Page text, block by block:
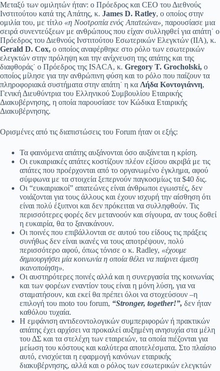
Μεταξύ των ομιλητών ήταν: ο Πρόεδρος και CEO του Διεθνούς
Ινστιτούτου κατά της Απάτης, κ. James D. Ratley, ο οποίος στην
ομιλία του, με τίτλο «η Νοοτροπία ενός Απατεώνα», παρουσίασε μια
σειρά συνεντεύξεων με ανθρώπους που είχαν συλληφθεί για απάτη˙ ο
Πρόεδρος του Διεθνούς Ινστιτούτου Εσωτερικών Ελεγκτών (ΙΙΑ), κ.
Gerald D. Cox, o οποίος αναφέρθηκε στο ρόλο των εσωτερικών
ελεγκτών στην πρόληψη και την ανίχνευση της απάτης και της
διαφθοράς˙ ο Πρόεδρος της ISACA, κ. Gregory T. Grocholski, ο
οποίος μίλησε για την ανθρώπινη φύση και το ρόλο που παίζουν τα
πληροφοριακά συστήματα στην απάτη˙ η κα Λήδα Κοντογιάννη,
Γενική Διευθύντρια του Ελληνικού Συμβουλίου Εταιρικής
Διακυβέρνησης, η οποία παρουσίασε τον Κώδικα Εταιρικής
Διακυβέρνησης.
Ορισμένες από τις διαπιστώσεις του Forum ήταν οι εξής:
Τα φαινόμενα απάτης αυξάνονται όσο αυξάνεται η κρίση.
Οι ευκαιριακές απάτες κοστίζουν πλέον εξίσου ακριβά με τις
απάτες που προέρχονται από το οργανωμένο έγκλημα, αφού
σύμφωνα με τα στοιχεία ξεπερνούν παγκοσμίως τα $40 δις.
Οι “ευκαιριακοί” απατεώνες είναι άνθρωποι εγωιστές, δεν
νοιάζονται για τους άλλους και έχουν ισχυρή την αίσθηση ότι
είναι πολύ έξυπνοι και δεν πρόκειται να συλληφθούν. Τις
περισσότερες φορές δεν μετανοούν και σίγουρα, αν τους δοθεί
η ευκαιρία, θα το ξανακάνουν.
Οι ποινές που επιβάλλονται σε αυτού του είδους τις πράξεις
συνήθως δεν είναι ικανές να τους αποτρέψουν, πολύ
περισσότερο αφού, όπως τόνισε ο κ. Radley, «έχουμε
δημιουργήσει μία κοινωνία η οποία θέλει να παίρνει άμεση
ικανοποίηση».
Οι αυστηρότερες ποινές αλλά και η συνεργασία της κοινωνίας
και των φορέων εναντίον τους είναι η μόνη λύση, για να
σταματήσουν, και εκεί θα πρέπει όλοι να στοχεύσουν –η
επιλογή του moto του forum, “Stronger, together!”, δεν ήταν
καθόλου τυχαία.
Η εμφάνιση αντιδεοντολογικών συμπεριφορών ή πρακτικών
απάτης έχει αρχίσει να προκαλεί αυξημένη ανησυχία στα μέλη
του ΔΣ και τα στελέχη των εταιρειών, τα οποία πιέζονται για
μείωση του κόστους και καλύτερα αποτελέσματα. Στο πλαίσιο
αυτό, ενισχύεται η εφαρμογή κανόνων εταιρικής
διακυβέρνησης, αλλά και ο ρόλος των εσωτερικών ελεγκτών